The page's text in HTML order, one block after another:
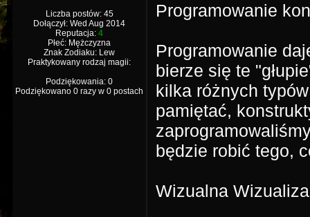
Liczba postów: 45
Dołączył: Wed Aug 2014
Reputacja: 4
Płeć: Mężczyzna
Znak Zodiaku: Lew
Praktykowany rodzaj magii:
Podziękowania: 0
Podziękowano 0 razy w 0 postach
Programowanie
Programowanie
bierze się te
kilka różnych
pamiętać,
będzie robić tego,
Wizualna